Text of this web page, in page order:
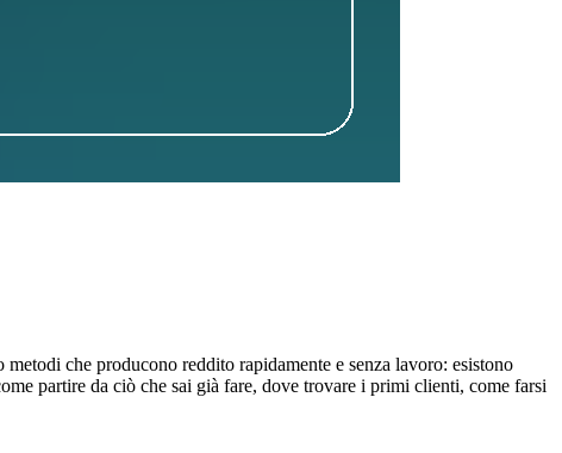
che producono reddito rapidamente e senza lavoro: esistono
partire da ciò che sai già fare, dove trovare i primi clienti, come farsi